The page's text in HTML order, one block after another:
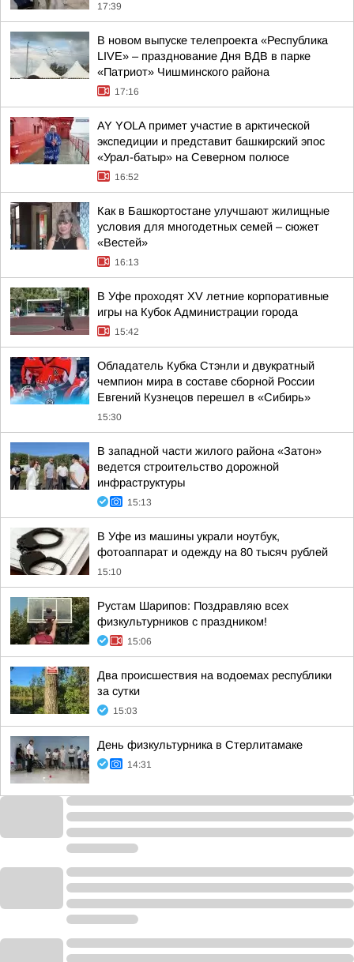
17:39
В новом выпуске телепроекта «Республика
LIVE» – празднование Дня ВДВ в парке
«Патриот» Чишминского района
17:16
AY YOLA примет участие в арктической
экспедиции и представит башкирский эпос
«Урал-батыр» на Северном полюсе
16:52
Как в Башкортостане улучшают жилищные
условия для многодетных семей – сюжет
«Вестей»
16:13
В Уфе проходят XV летние корпоративные
игры на Кубок Администрации города
15:42
Обладатель Кубка Стэнли и двукратный
чемпион мира в составе сборной России
Евгений Кузнецов перешел в «Сибирь»
15:30
В западной части жилого района «Затон»
ведется строительство дорожной
инфраструктуры
15:13
В Уфе из машины украли ноутбук,
фотоаппарат и одежду на 80 тысяч рублей
15:10
Рустам Шарипов: Поздравляю всех
физкультурников с праздником!
15:06
Два происшествия на водоемах республики
за сутки
15:03
День физкультурника в Стерлитамаке
14:31